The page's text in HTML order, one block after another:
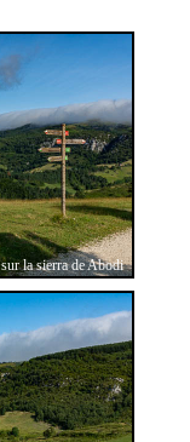
la sierra de Abodi